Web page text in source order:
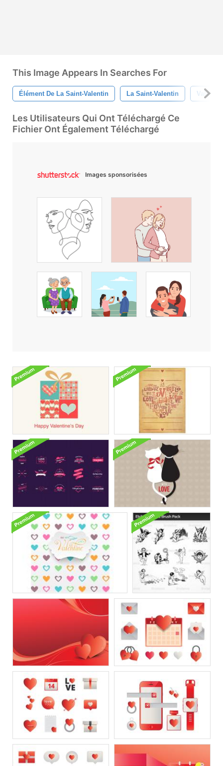
This Image Appears In Searches For
Élément De La Saint-Valentin La Saint-Valentin Valentin
Les Utilisateurs Qui Ont Téléchargé Ce
Fichier Ont Également Téléchargé
Images sponsorisées